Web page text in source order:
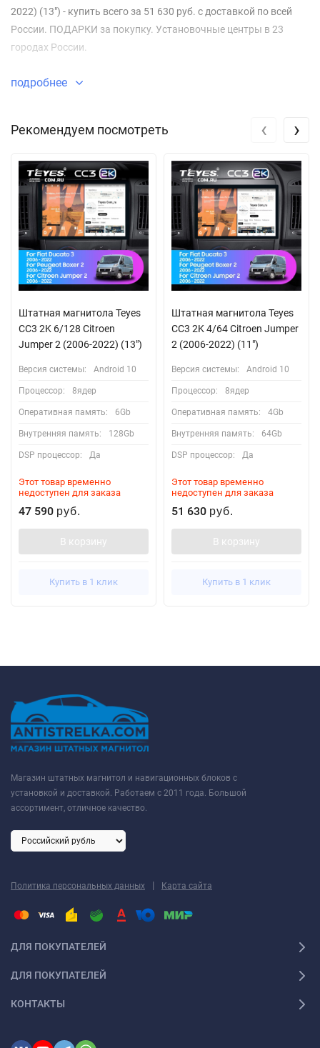
2022) (13") - купить всего за 51 630 руб. с доставкой по всей
России. ПОДАРКИ за покупку. Установочные центры в 23
городах России.
подробнее
Рекомендуем посмотреть
Штатная магнитола Teyes
CC3 2K 6/128 Citroen
Jumper 2 (2006-2022) (13")
Версия системы: Android 10
Процессор: 8ядер
Оперативная память: 6Gb
Внутренняя память: 128Gb
DSP процессор: Да
Этот товар временно
недоступен для заказа
47 590 руб.
В корзину
Купить в 1 клик
Штатная магнитола Teyes
CC3 2K 4/64 Citroen Jumper
2 (2006-2022) (11")
Версия системы: Android 10
Процессор: 8ядер
Оперативная память: 4Gb
Внутренняя память: 64Gb
DSP процессор: Да
Этот товар временно
недоступен для заказа
51 630 руб.
В корзину
Купить в 1 клик
‹ ›
Магазин штатных магнитол и навигационных блоков с
установкой и доставкой. Работаем с 2011 года. Большой
ассортимент, отличное качество.
Политика персональных данных | Карта сайта
ДЛЯ ПОКУПАТЕЛЕЙ
ДЛЯ ПОКУПАТЕЛЕЙ
КОНТАКТЫ